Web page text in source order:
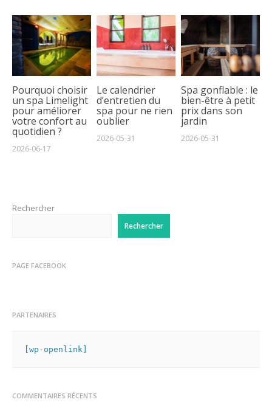
Pourquoi choisir
un spa Limelight
pour améliorer
votre confort au
quotidien ?
2026-06-17
Le calendrier
d’entretien du
spa pour ne rien
oublier
2026-05-31
Spa gonflable : le
bien-être à petit
prix dans son
jardin
2026-05-31
Rechercher
Rechercher
PAGE FACEBOOK
PARTENAIRES
[wp-openlink]
COMMENTAIRES RÉCENTS